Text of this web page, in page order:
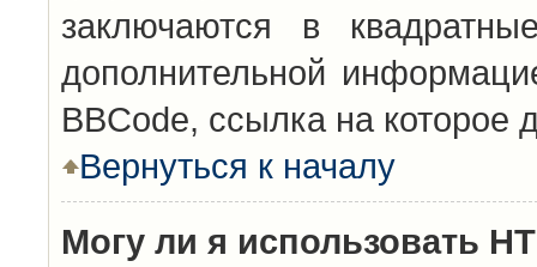
заключаются в
дополнительной
BBCode, ссылка на
Вернуться к началу
Могу ли я использовать